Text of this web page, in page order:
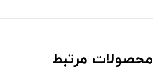
محصولات مرتبط